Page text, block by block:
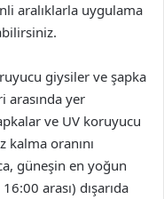
aralıklarla uygulama
giysiler ve şapka
arasında yer
ve UV koruyucu
kalma oranını
güneşin en yoğun
arası) dışarıda